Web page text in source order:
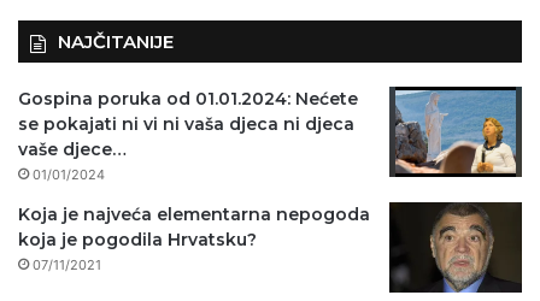
NAJČITANIJE
Gospina poruka od 01.01.2024: Nećete
se pokajati ni vi ni vaša djeca ni djeca
vaše djece…
01/01/2024
Koja je najveća elementarna nepogoda
koja je pogodila Hrvatsku?
07/11/2021